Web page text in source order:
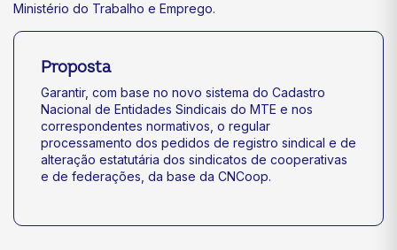
Ministério do Trabalho e Emprego.
Proposta
Garantir, com base no novo sistema do Cadastro
Nacional de Entidades Sindicais do MTE e nos
correspondentes normativos, o regular
processamento dos pedidos de registro sindical e de
alteração estatutária dos sindicatos de cooperativas
e de federações, da base da CNCoop.